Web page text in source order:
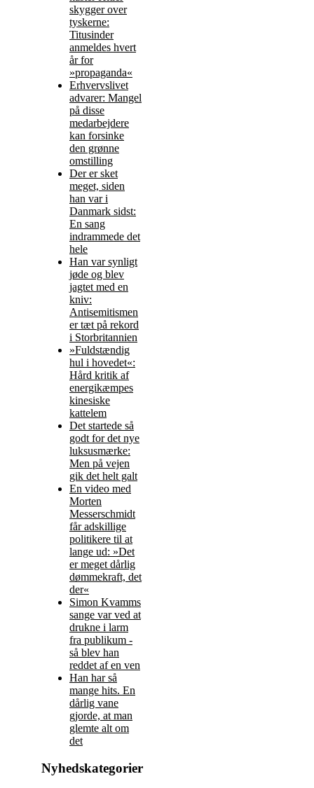
skygger over
tyskerne:
Titusinder
anmeldes hvert
år for
»propaganda«
Erhvervslivet
advarer: Mangel
på disse
medarbejdere
kan forsinke
den grønne
omstilling
Der er sket
meget, siden
han var i
Danmark sidst:
En sang
indrammede det
hele
Han var synligt
jøde og blev
jagtet med en
kniv:
Antisemitismen
er tæt på rekord
i Storbritannien
»Fuldstændig
hul i hovedet«:
Hård kritik af
energikæmpes
kinesiske
kattelem
Det startede så
godt for det nye
luksusmærke:
Men på vejen
gik det helt galt
En video med
Morten
Messerschmidt
får adskillige
politikere til at
lange ud: »Det
er meget dårlig
dømmekraft, det
der«
Simon Kvamms
sange var ved at
drukne i larm
fra publikum -
så blev han
reddet af en ven
Han har så
mange hits. En
dårlig vane
gjorde, at man
glemte alt om
det
Nyhedskategorier